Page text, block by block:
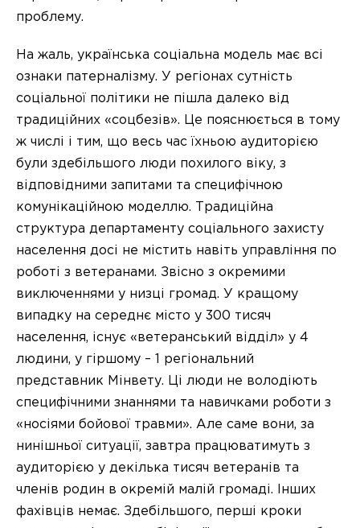
проблему.
На жаль, українська соціальна модель має всі
ознаки патерналізму. У регіонах сутність
соціальної політики не пішла далеко від
традиційних «соцбезів». Це пояснюється в тому
ж числі і тим, що весь час їхньою аудиторією
були здебільшого люди похилого віку, з
відповідними запитами та специфічною
комунікаційною моделлю. Традиційна
структура департаменту соціального захисту
населення досі не містить навіть управління по
роботі з ветеранами. Звісно з окремими
виключеннями у низці громад. У кращому
випадку на середнє місто у 300 тисяч
населення, існує «ветеранський відділ» у 4
людини, у гіршому – 1 регіональний
представник Мінвету. Ці люди не володіють
специфічними знаннями та навичками роботи з
«носіями бойової травми». Але саме вони, за
нинішньої ситуації, завтра працюватимуть з
аудиторією у декілька тисяч ветеранів та
членів родин в окремій малій громаді. Інших
фахівців немає. Здебільшого, перші кроки